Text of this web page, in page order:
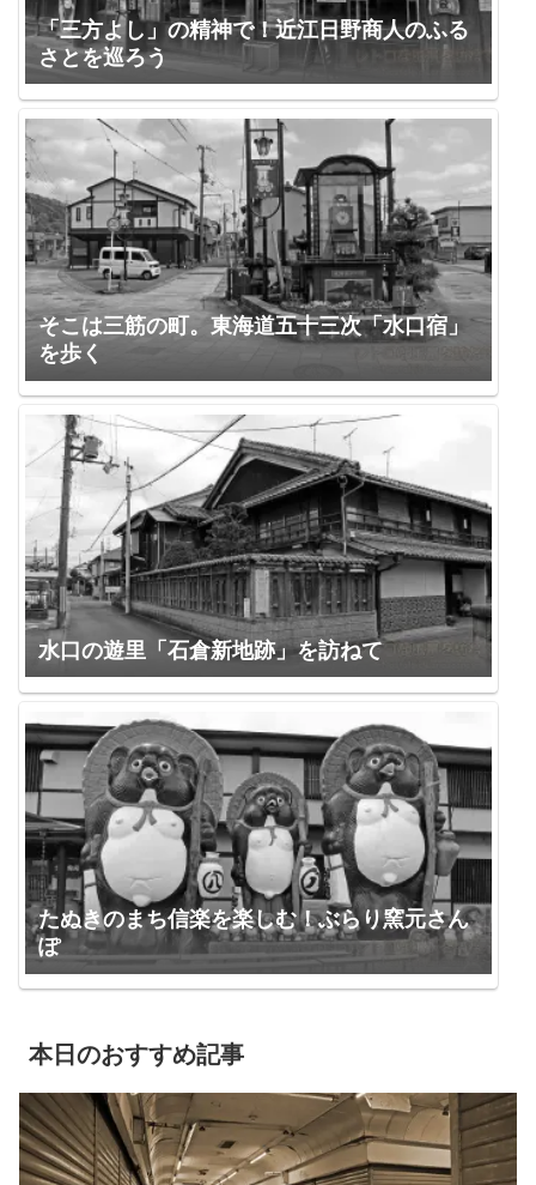
「三方よし」の精神で！近江日野商人のふる
さとを巡ろう
そこは三筋の町。東海道五十三次「水口宿」
を歩く
水口の遊里「石倉新地跡」を訪ねて
たぬきのまち信楽を楽しむ！ぶらり窯元さん
ぽ
本日のおすすめ記事